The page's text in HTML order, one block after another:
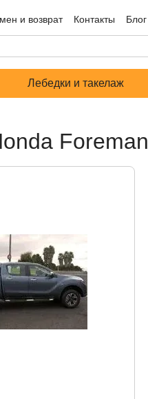
и возврат Контакты Блог
Лебедки и такелаж
Foreman